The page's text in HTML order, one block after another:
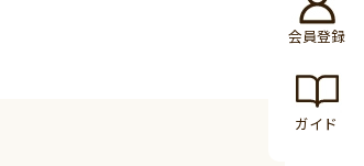
会員登録
ガイド